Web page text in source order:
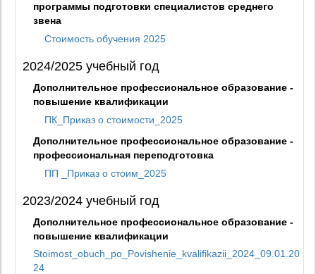
программы подготовки специалистов среднего
звена
Стоимость обучения 2025
2024/2025 учебный год
Дополнительное профессиональное образование -
повышение квалификации
ПК_Приказ о стоимости_2025
Дополнительное профессиональное образование -
профессиональная переподготовка
ПП _Приказ о стоим_2025
2023/2024 учебный год
Дополнительное профессиональное образование -
повышение квалификации
Stoimost_obuch_po_Povishenie_kvalifikazii_2024_09.01.20
24